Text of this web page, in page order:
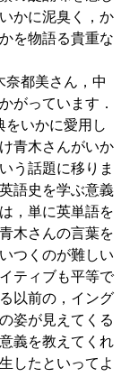
かに泥臭く，か
を物語る貴重な
都美さん，中
がっています．
をいかに愛用し
青木さんがいか
う話題に移りま
語史を学ぶ意義
，単に英単語を
木さんの言葉を
つくのが難しい
ティブも平等で
以前の，イング
姿が見えてくる
義を教えてくれ
したといってよ